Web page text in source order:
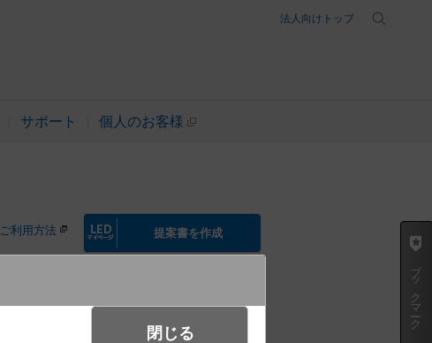
法人向けトップ
サポート 個人のお客様
ご利用方法 提案書を作成
ブックマーク
閉じる